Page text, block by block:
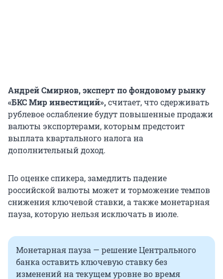
Андрей Смирнов, эксперт по фондовому рынку
«БКС Мир инвестиций»,считает, что сдерживать
рублевое ослабление будут повышенные продажи
валюты экспортерами, которым предстоит
выплата квартального налога на
дополнительный доход.
По оценке спикера, замедлить падение
российской валюты может и торможение темпов
снижения ключевой ставки, а также монетарная
пауза, которую нельзя исключать в июле.
Монетарная пауза — решение Центрального
банка оставить ключевую ставку без
изменений на текущем уровне во время